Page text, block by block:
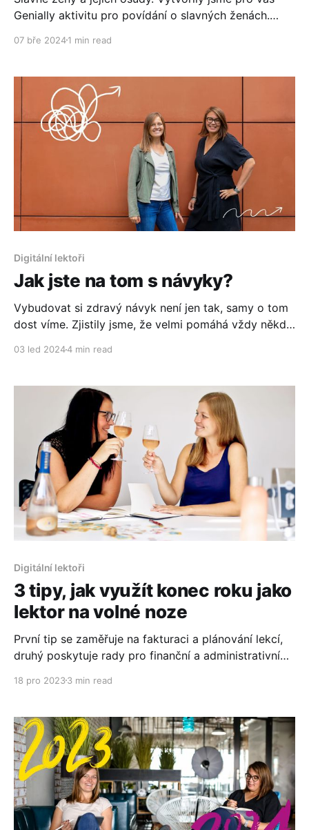
Genially aktivitu pro povídání o slavných ženách.
07 bře 20241 min read
Digitální lektoři
Jak jste na tom s návyky?
Vybudovat si zdravý návyk není jen tak, samy o tom
dost víme. Zjistily jsme, že velmi pomáhá vždy někdo
03 led 20244 min read
Digitální lektoři
3 tipy, jak využít konec roku jako
lektor na volné noze
První tip se zaměřuje na fakturaci a plánování lekcí,
druhý poskytuje rady pro finanční a administrativní
newsletter pro komunikaci se stávajícími a budoucími
18 pro 20233 min read